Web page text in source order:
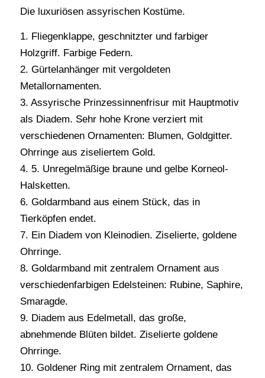
Die luxuriösen assyrischen Kostüme.
1. Fliegenklappe, geschnitzter und farbiger
Holzgriff. Farbige Federn.
2. Gürtelanhänger mit vergoldeten
Metallornamenten.
3. Assyrische Prinzessinnenfrisur mit Hauptmotiv
als Diadem. Sehr hohe Krone verziert mit
verschiedenen Ornamenten: Blumen, Goldgitter.
Ohrringe aus ziseliertem Gold.
4. 5. Unregelmäßige braune und gelbe Korneol-
Halsketten.
6. Goldarmband aus einem Stück, das in
Tierköpfen endet.
7. Ein Diadem von Kleinodien. Ziselierte, goldene
Ohrringe.
8. Goldarmband mit zentralem Ornament aus
verschiedenfarbigen Edelsteinen: Rubine, Saphire,
Smaragde.
9. Diadem aus Edelmetall, das große,
abnehmende Blüten bildet. Ziselierte goldene
Ohrringe.
10. Goldener Ring mit zentralem Ornament, das